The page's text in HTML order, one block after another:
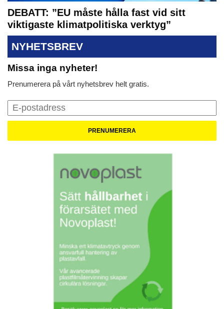
DEBATT: ”EU måste hålla fast vid sitt
viktigaste klimatpolitiska verktyg”
NYHETSBREV
Missa inga nyheter!
Prenumerera på vårt nyhetsbrev helt gratis.